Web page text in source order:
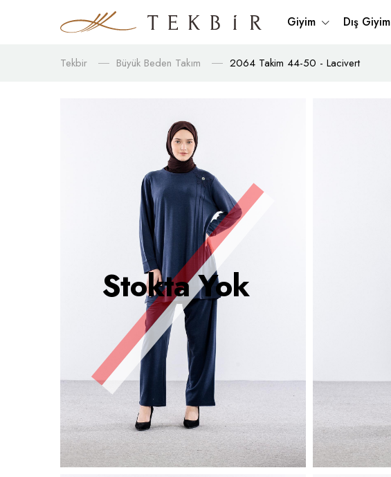
Giyim Dış Giyim
Tekbir Büyük Beden Takım 2064 Takim 44-50 - Lacivert